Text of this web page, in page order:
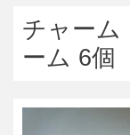
チャー
ーム 6個